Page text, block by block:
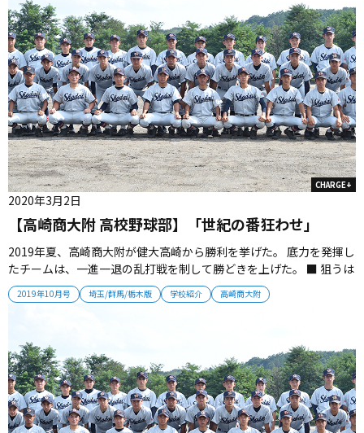
CHARGE+
2019年10月号 埼玉/群馬/栃木版 学校紹介 高崎商大附
【高崎商大附 高校野球部】「世紀の番狂わせ」
2020年3月2日
2019年夏、高崎商大附が健大高崎から勝利を挙げた。 底力を発揮し
たチームは、一進一退の乱打戦を制して勝どきを上げた。 ■ 狙うは
初戦、勝負は抽選会から！ 群馬から甲子園へ行くには、前橋育英、
健大高崎を倒さなければ道は拓けない。 大会抽選、丹羽壮一コーチ